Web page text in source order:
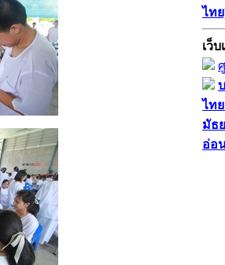
ไท
เว็บ
ไท
มัธ
อ่อ